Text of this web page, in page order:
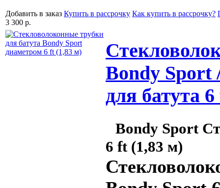
Добавить в заказ Купить в рассрочку Как купить в рассрочку?
3 300 р.
Bondy Sport
для батута
Bondy Sport
6 ft (1,83 м)